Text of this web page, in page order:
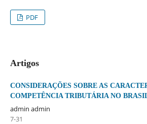
PDF
Artigos
CONSIDERAÇÕES SOBRE AS
COMPETÊNCIA TRIBUTÁRIA NO
admin admin
7-31